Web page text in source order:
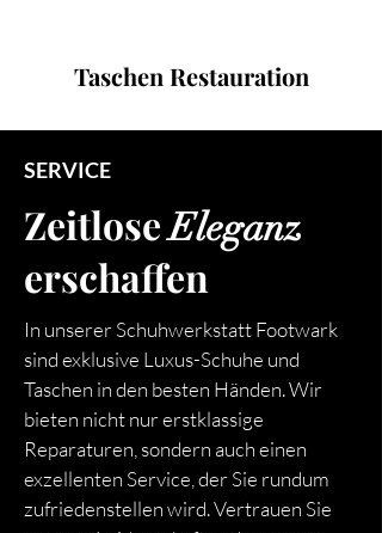
Taschen Restauration
SERVICE
ZeitloseEleganz
erschaffen
In unserer Schuhwerkstatt Footwark
sind exklusive Luxus-Schuhe und
Taschen in den besten Händen. Wir
bieten nicht nur erstklassige
Reparaturen, sondern auch einen
exzellenten Service, der Sie rundum
zufriedenstellen wird. Vertrauen Sie